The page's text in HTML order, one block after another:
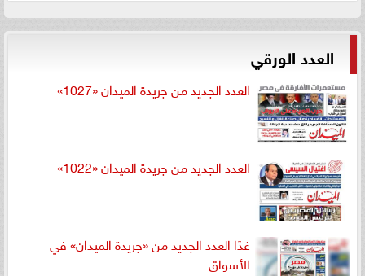
العدد الورقي
العدد الجديد من جريدة الميدان «1027»
العدد الجديد من جريدة الميدان «1022»
غدًا العدد الجديد من «جريدة الميدان» في
الأسواق